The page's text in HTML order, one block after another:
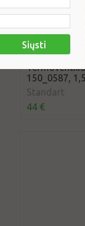
150_0587,
Standart
44 €
Siųsti